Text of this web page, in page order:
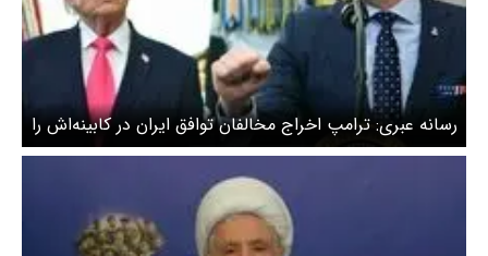
رسانه عبری: ترامپ اخراج مخالفان توافق ایران در کابینه‌اش را
بررسی می‌کند